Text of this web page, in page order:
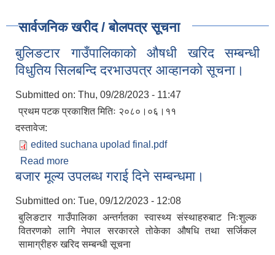
सार्वजनिक खरीद / बोलपत्र सूचना
बुलिङटार गाउँपालिकाको औषधी खरिद सम्बन्धी
विधुतिय सिलबन्दि दरभाउपत्र आव्हानको सूचना।
Submitted on: Thu, 09/28/2023 - 11:47
प्रथम पटक प्रकाशित मितिः २०८०।०६।११
दस्तावेज:
edited suchana upolad final.pdf
Read more
विधुतिय सिलबन्दि दरभाउपत्र आव्हानको सूचना।
बजार मूल्य उपलब्ध गराई दिने सम्बन्धमा।
Submitted on: Tue, 09/12/2023 - 12:08
बुलिङटार गाउँपालिका अन्तर्गतका स्वास्थ्य संस्थाहरुबाट निःशुल्क
वितरणको लागि नेपाल सरकारले तोकेका औषधि तथा सर्जिकल
सामाग्रीहरु खरिद सम्बन्धी सूचना